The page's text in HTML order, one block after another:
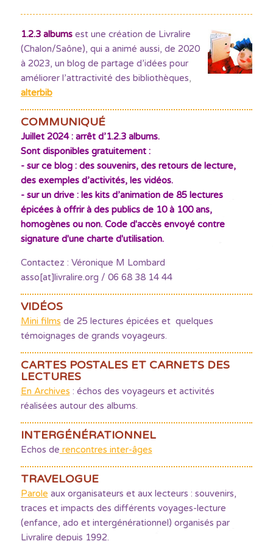
1.2.3 albumsest une création de Livralire
(Chalon/Saône), qui a animé aussi, de 2020
à 2023, un blog de partage d’idées pour
améliorer l’attractivité des bibliothèques,
alterbib
COMMUNIQUÉ
Juillet 2024 : arrêt d’1.2.3 albums.
Sont disponibles gratuitement :
- sur ce blog : des souvenirs, des retours de lecture,
des exemples d’activités, les vidéos.
- sur un drive : les kits d’animation de 85 lectures
épicées à offrir à des publics de 10 à 100 ans,
homogènes ou non. Code d'accès envoyé contre
signature d'une charte d'utilisation.
Contactez : Véronique M Lombard
asso[at]livralire.org / 06 68 38 14 44
VIDÉOS
Mini films de 25 lectures épicées et quelques
témoignages de grands voyageurs.
CARTES POSTALES ET CARNETS DES
LECTURES
En Archives : échos des voyageurs et activités
réalisées autour des albums.
INTERGÉNÉRATIONNEL
Echos de rencontres inter-âges
TRAVELOGUE
Parole aux organisateurs et aux lecteurs : souvenirs,
traces et impacts des différents voyages-lecture
(enfance, ado et intergénérationnel) organisés par
Livralire depuis 1992.